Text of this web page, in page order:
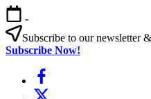
Skip
to
content
-
Subscribe to our newsletter
Subscribe Now!
Facebook
X